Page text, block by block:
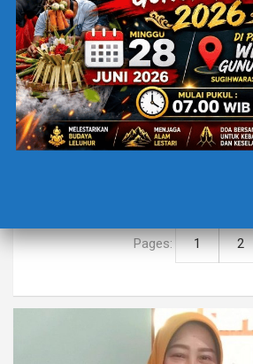
BERITA TERBARU TECHNOLOGY
YUK CEK KAPAN HP KITA
Pages: 1 2